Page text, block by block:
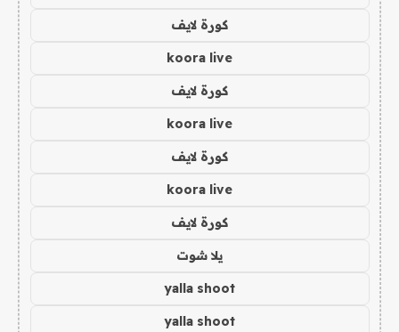
كورة لايف
koora live
كورة لايف
koora live
كورة لايف
koora live
كورة لايف
يلا شوت
yalla shoot
yalla shoot